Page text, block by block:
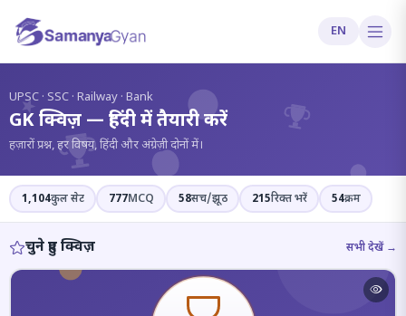
EN
?
UPSC · SSC · Railway · Bank
GK क्विज़ — हिंदी में तैयारी करें
हज़ारों प्रश्न, हर विषय, हिंदी और अंग्रेज़ी दोनों में।
1,104कुल सेट 777MCQ 58सच/झूठ 215रिक्त भरें 54क्रम
चुने हुए क्विज़ सभी देखें →